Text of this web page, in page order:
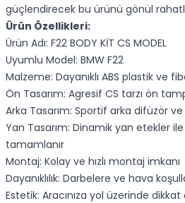
güçlendirecek bu ürünü gönül
Ürün Özellikleri:
Ürün Adı: F22 BODY KİT CS MODEL
Uyumlu Model: BMW F22
Malzeme: Dayanıklı ABS plastik ve
Ön Tasarım: Agresif CS tarzı ön
Arka Tasarım: Sportif arka difüzör
Yan Tasarım: Dinamik yan etekler
tamamlanır
Montaj: Kolay ve hızlı montaj imkanı
Dayanıklılık: Darbelere ve hava
Estetik: Aracınıza yol üzerinde